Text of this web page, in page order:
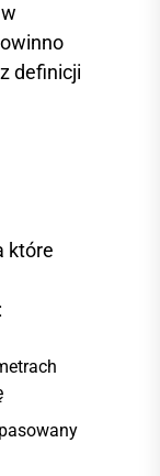
definicji
które